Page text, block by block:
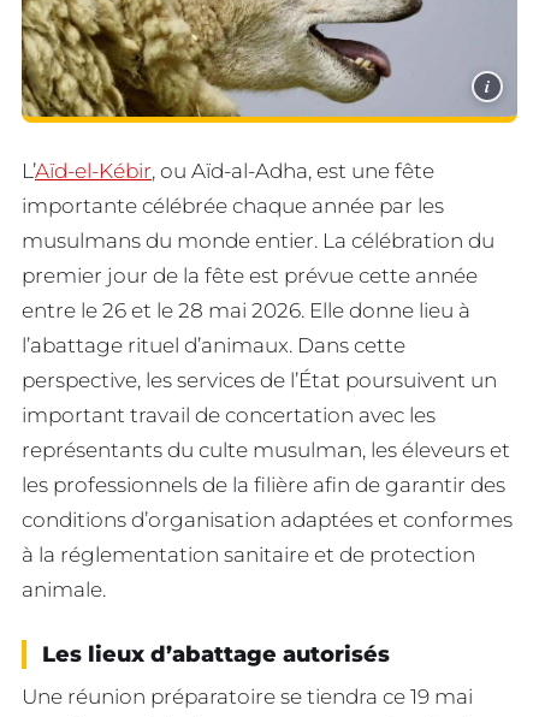
i
L’Aïd-el-Kébir, ou Aïd-al-Adha, est une fête
importante célébrée chaque année par les
musulmans du monde entier. La célébration du
premier jour de la fête est prévue cette année
entre le 26 et le 28 mai 2026. Elle donne lieu à
l’abattage rituel d’animaux. Dans cette
perspective, les services de l’État poursuivent un
important travail de concertation avec les
représentants du culte musulman, les éleveurs et
les professionnels de la filière afin de garantir des
conditions d’organisation adaptées et conformes
à la réglementation sanitaire et de protection
animale.
Les lieux d’abattage autorisés
Une réunion préparatoire se tiendra ce 19 mai